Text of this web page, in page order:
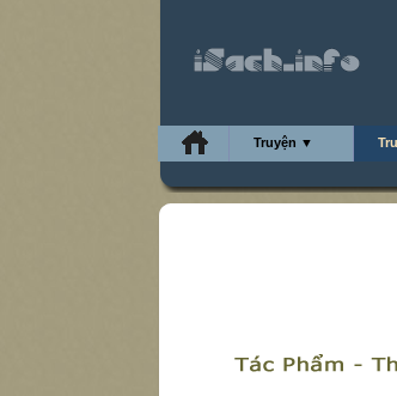
Truyện ▼